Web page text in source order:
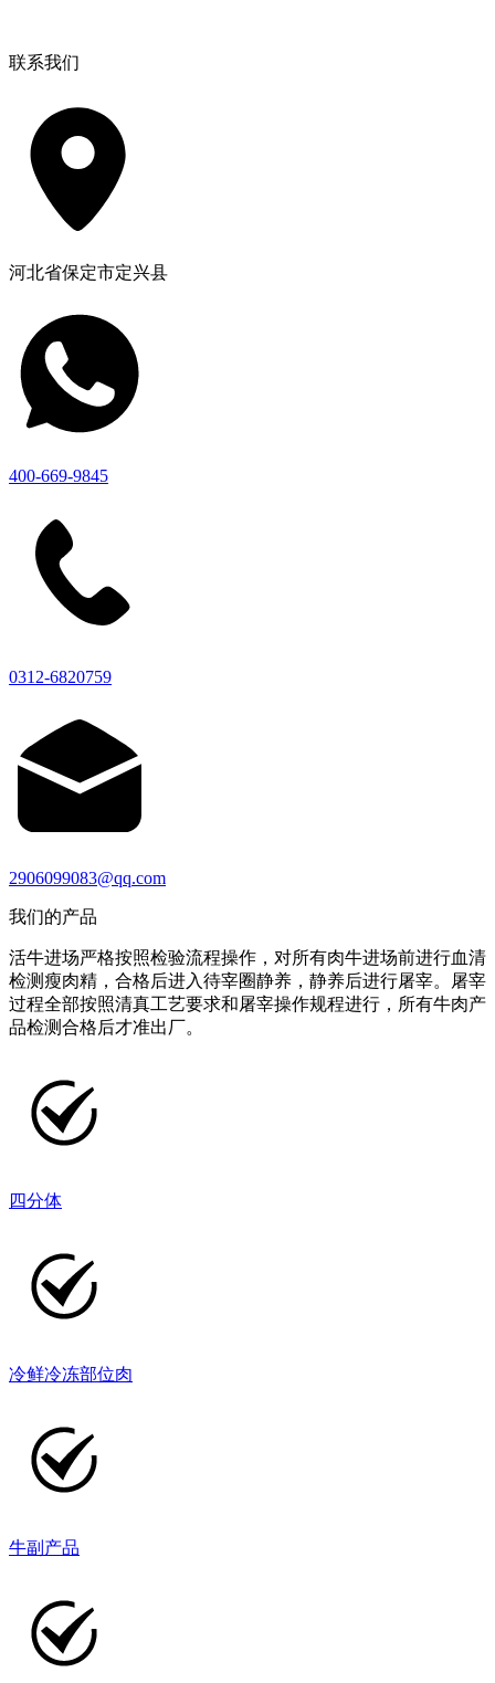
联系我们
河北省保定市定兴县
400-669-9845
0312-6820759
2906099083@qq.com
我们的产品
活牛进场严格按照检验流程操作，对所有肉牛进场前进行血清
检测瘦肉精，合格后进入待宰圈静养，静养后进行屠宰。屠宰
过程全部按照清真工艺要求和屠宰操作规程进行，所有牛肉产
品检测合格后才准出厂。
四分体
冷鲜冷冻部位肉
牛副产品